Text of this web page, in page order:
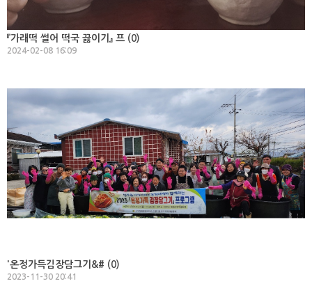
『가래떡 썰어 떡국 끓이기』 프 (0)
2024-02-08 16:09
'온정가득김장담그기&# (0)
2023-11-30 20:41